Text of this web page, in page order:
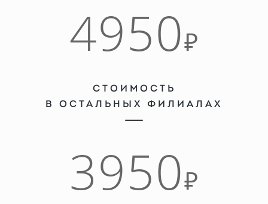
4950₽
СТОИМОСТЬ
В ОСТАЛЬНЫХ ФИЛИАЛАХ
3950₽